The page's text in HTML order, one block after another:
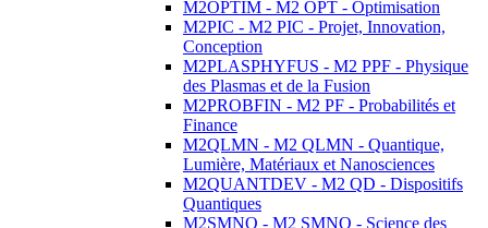
M2OPTIM - M2 OPT - Optimisation
M2PIC - M2 PIC - Projet, Innovation,
Conception
M2PLASPHYFUS - M2 PPF - Physique
des Plasmas et de la Fusion
M2PROBFIN - M2 PF - Probabilités et
Finance
M2QLMN - M2 QLMN - Quantique,
Lumière, Matériaux et Nanosciences
M2QUANTDEV - M2 QD - Dispositifs
Quantiques
M2SMNO - M2 SMNO - Science des